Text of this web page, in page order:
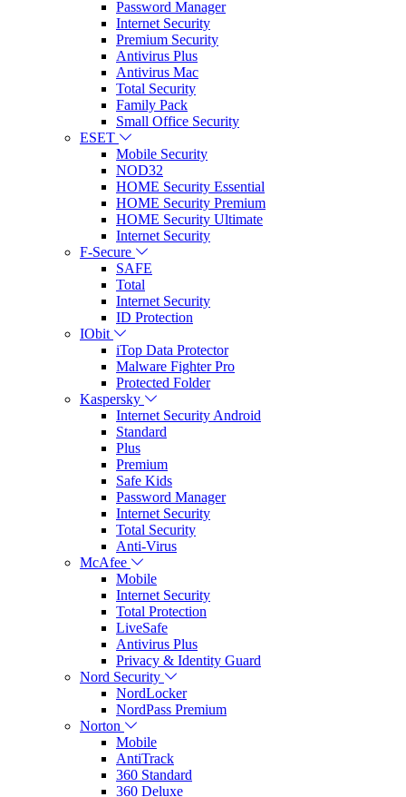
Password Manager
Internet Security
Premium Security
Antivirus Plus
Antivirus Mac
Total Security
Family Pack
Small Office Security
ESET
Mobile Security
NOD32
HOME Security Essential
HOME Security Premium
HOME Security Ultimate
Internet Security
F-Secure
SAFE
Total
Internet Security
ID Protection
IObit
iTop Data Protector
Malware Fighter Pro
Protected Folder
Kaspersky
Internet Security Android
Standard
Plus
Premium
Safe Kids
Password Manager
Internet Security
Total Security
Anti-Virus
McAfee
Mobile
Internet Security
Total Protection
LiveSafe
Antivirus Plus
Privacy & Identity Guard
Nord Security
NordLocker
NordPass Premium
Norton
Mobile
AntiTrack
360 Standard
360 Deluxe